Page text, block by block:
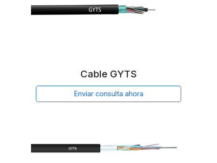
Cable GYTS
Enviar consulta ahora